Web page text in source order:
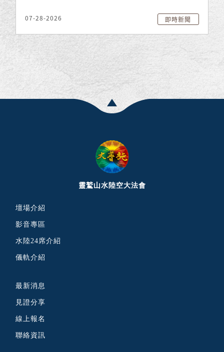
07-28-2026 即時新聞
靈鷲山水陸空大法會
壇場介紹
影音專區
水陸24席介紹
儀軌介紹
最新消息
見證分享
線上報名
聯絡資訊